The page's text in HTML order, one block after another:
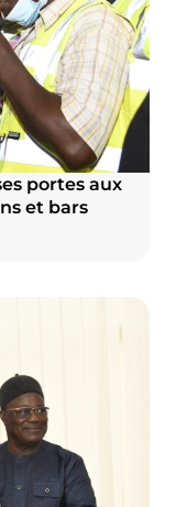
portes aux
et bars